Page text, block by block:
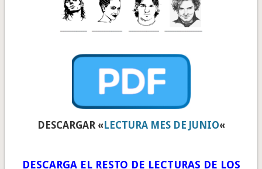
DESCARGAR «LECTURA MES DE JUNIO«
DESCARGA EL RESTO DE LECTURAS DE LOS